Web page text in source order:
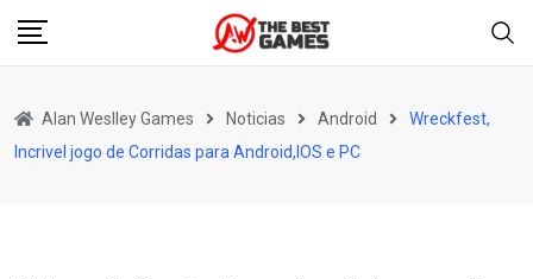
Skip
Alan Weslley Games Noticias Android
Wreckfest,
Incrivel jogo de Corridas para Android,IOS e PC